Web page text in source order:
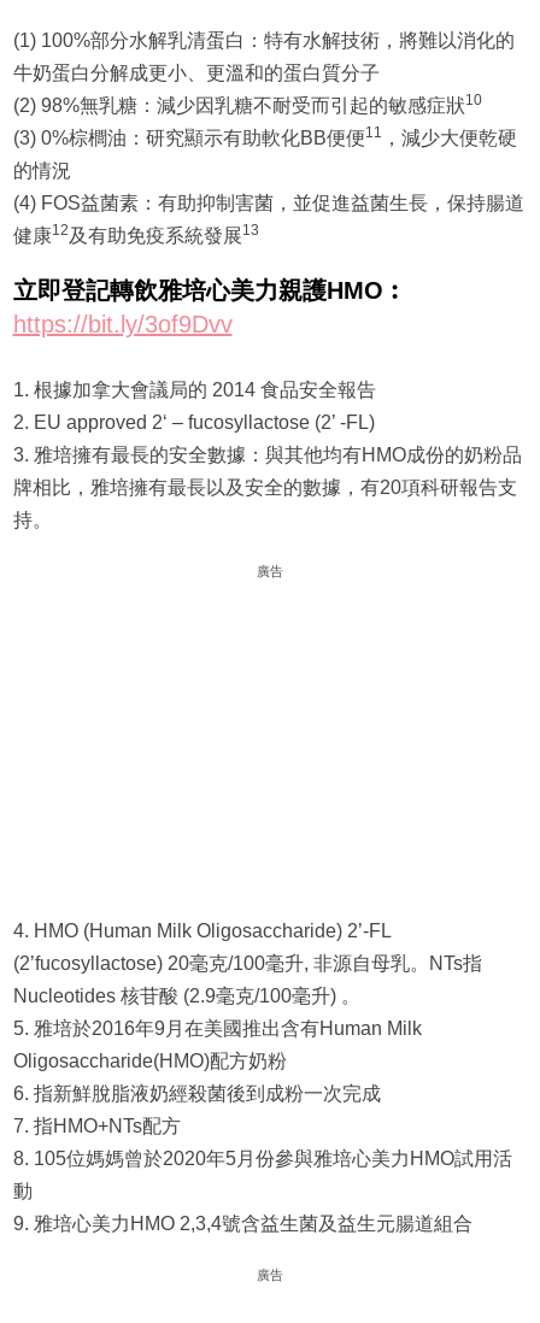
(1) 100%部分水解乳清蛋白：特有水解技術，將難以消化的
牛奶蛋白分解成更小、更溫和的蛋白質分子
(2) 98%無乳糖：減少因乳糖不耐受而引起的敏感症狀10
(3) 0%棕櫚油：研究顯示有助軟化BB便便11 ，減少大便乾硬
的情況
(4) FOS益菌素：有助抑制害菌，並促進益菌生長，保持腸道
健康12 及有助免疫系統發展13
立即登記轉飲雅培心美力親護HMO︰
https://bit.ly/3of9Dvv
1. 根據加拿大會議局的 2014 食品安全報告
2. EU approved 2‘ – fucosyllactose (2’ -FL)
3. 雅培擁有最長的安全數據：與其他均有HMO成份的奶粉品
牌相比，雅培擁有最長以及安全的數據，有20項科研報告支
持。
廣告
4. HMO (Human Milk Oligosaccharide) 2’-FL
(2’fucosyllactose) 20毫克/100毫升, 非源自母乳。NTs指
Nucleotides 核苷酸 (2.9毫克/100毫升) 。
5. 雅培於2016年9月在美國推出含有Human Milk
Oligosaccharide(HMO)配方奶粉
6. 指新鮮脫脂液奶經殺菌後到成粉一次完成
7. 指HMO+NTs配方
8. 105位媽媽曾於2020年5月份參與雅培心美力HMO試用活
動
9. 雅培心美力HMO 2,3,4號含益生菌及益生元腸道組合
廣告